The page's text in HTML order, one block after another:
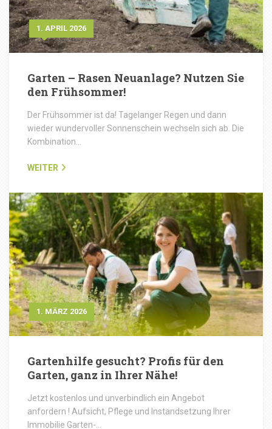
1. APRIL 2026
Garten – Rasen Neuanlage? Nutzen Sie
den Frühsommer!
Der Frühsommer ist da! Tagelanger Regen und dann
wieder wundervoller Sonnenschein wechseln sich ab. Die
Kombination…
WEITER
1. MÄRZ 2026
Gartenhilfe gesucht? Profis für den
Garten, ganz in Ihrer Nähe!
Jetzt kostenlos und unverbindlich ein Angebot
anfordern ! Aufsicht, Pflege und Instandsetzung Ihrer
Immobilie Garten-…